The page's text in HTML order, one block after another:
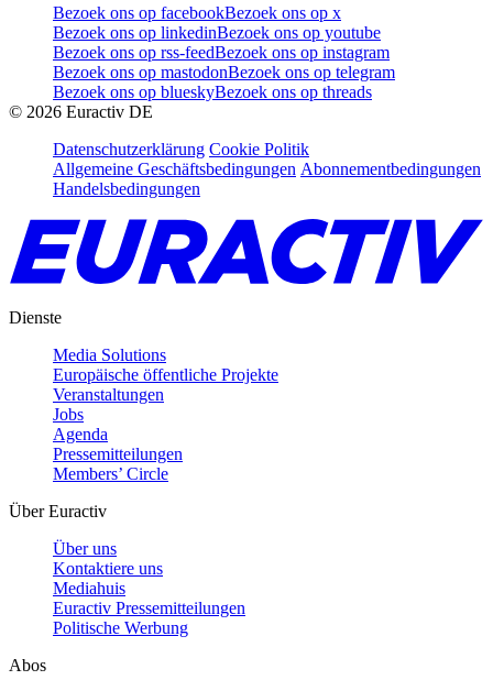
Bezoek ons op facebookBezoek ons op x
Bezoek ons op linkedinBezoek ons op youtube
Bezoek ons op rss-feedBezoek ons op instagram
Bezoek ons op mastodonBezoek ons op telegram
Bezoek ons op blueskyBezoek ons op threads
© 2026 Euractiv DE
Datenschutzerklärung Cookie Politik
Allgemeine Geschäftsbedingungen Abonnementbedingungen
Handelsbedingungen
Dienste
Media Solutions
Europäische öffentliche Projekte
Veranstaltungen
Jobs
Agenda
Pressemitteilungen
Members’ Circle
Über Euractiv
Über uns
Kontaktiere uns
Mediahuis
Euractiv Pressemitteilungen
Politische Werbung
Abos